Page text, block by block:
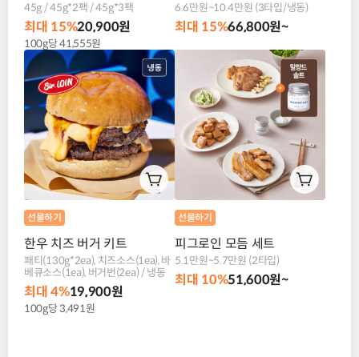
45g / 45g*2팩 / 45g*3팩
최대 15%20,900원
100g당 41,555원
6.6만원~10.4만원 (3타입/냉동)
최대 15%66,800원~
선물하기
한우 치즈 버거 키트
패티(130g*2ea), 치즈소스(1ea), 바
베큐소스(1ea), 버거번(2ea) / 냉동
최대 4%19,900원
100g당 3,491원
선물하기
피그로인 모듬 세트
5.1만원~5.7만원 (2타입)
최대 10%51,600원~